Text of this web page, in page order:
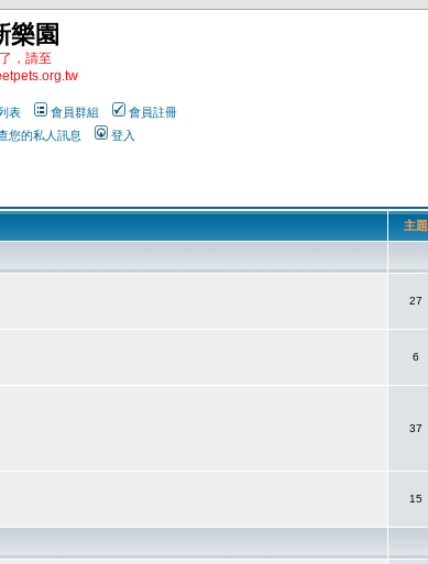
樂園
，請至
表 會員群組
會員註冊
您的私人訊息 登入
主題
27
6
37
15